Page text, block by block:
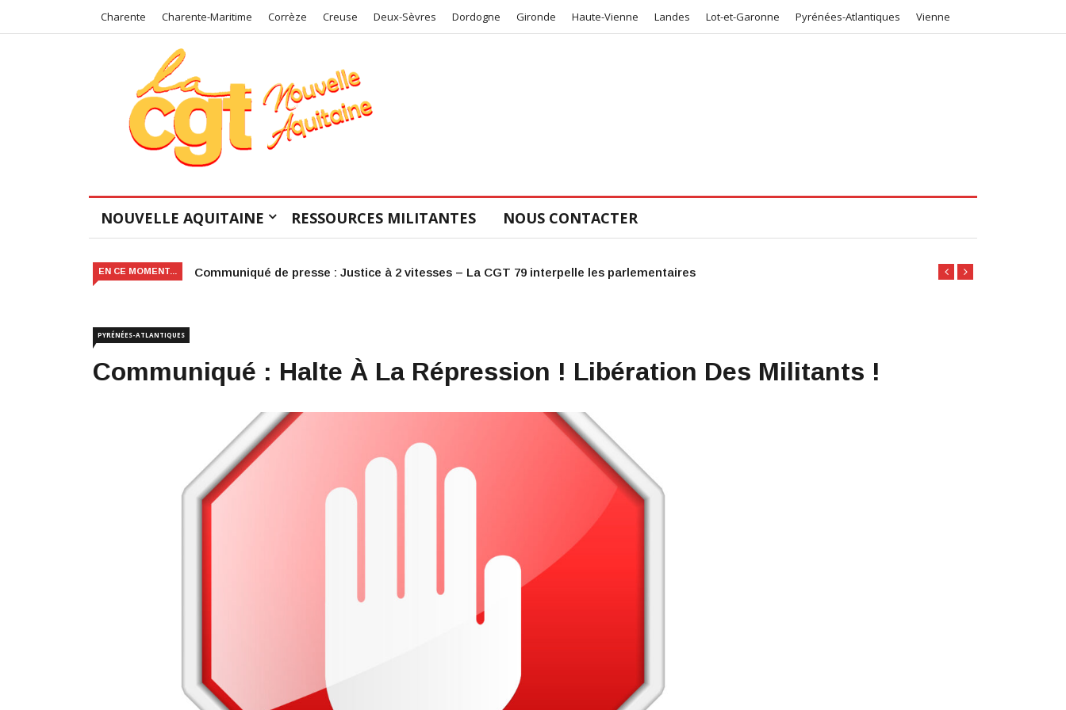
Charente Charente-Maritime Corrèze Creuse Deux-Sèvres Dordogne Gironde Haute-Vienne Landes Lot-et-Garonne Pyrénées-Atlantiques Vienne
NOUVELLE AQUITAINE RESSOURCES MILITANTES NOUS CONTACTER
EN CE MOMENT... Victoire judiciaire pour le COS de la CGT 47
PYRÉNÉES-ATLANTIQUES
Communiqué : Halte À La Répression ! Libération Des Militants !